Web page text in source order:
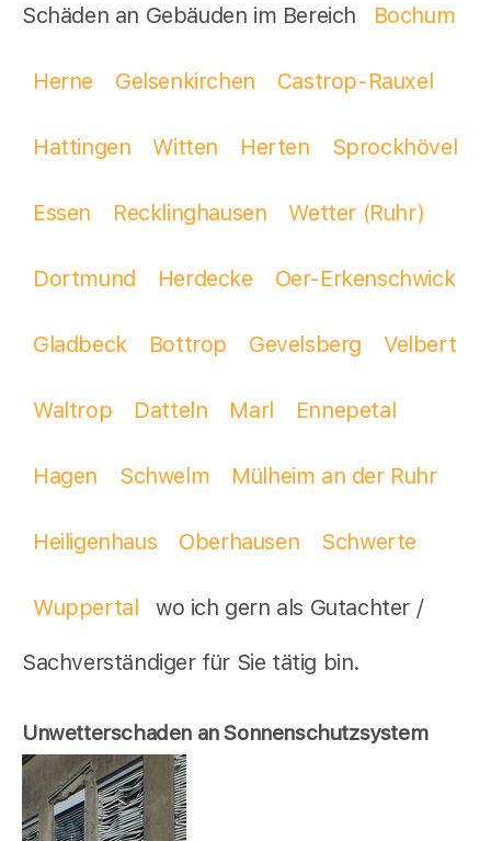
Schäden an Gebäuden im Bereich Bochum
Herne Gelsenkirchen Castrop-Rauxel
Hattingen Witten Herten Sprockhövel
Essen Recklinghausen Wetter (Ruhr)
Dortmund Herdecke Oer-Erkenschwick
Gladbeck Bottrop Gevelsberg Velbert
Waltrop Datteln Marl Ennepetal
Hagen Schwelm Mülheim an der Ruhr
Heiligenhaus Oberhausen Schwerte
Wuppertal wo ich gern als Gutachter /
Sachverständiger für Sie tätig bin.
Unwetterschaden an Sonnenschutzsystem